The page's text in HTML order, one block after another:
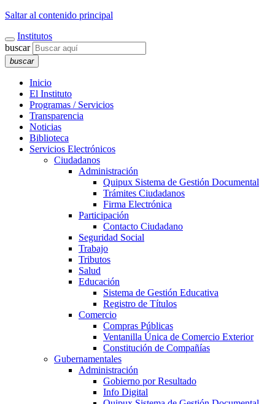
Saltar al contenido principal
Institutos
buscar
buscar
Inicio
El Instituto
Programas / Servicios
Transparencia
Noticias
Biblioteca
Servicios Electrónicos
Ciudadanos
Administración
Quipux Sistema de Gestión Documental
Trámites Ciudadanos
Firma Electrónica
Participación
Contacto Ciudadano
Seguridad Social
Trabajo
Tributos
Salud
Educación
Sistema de Gestión Educativa
Registro de Títulos
Comercio
Compras Públicas
Ventanilla Única de Comercio Exterior
Constitución de Compañías
Gubernamentales
Administración
Gobierno por Resultado
Info Digital